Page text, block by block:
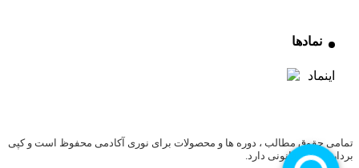
نمادها
تمامی حقوق مطالب ، دوره ها و محصولات برای نوری آکادمی محفوظ است و کپی
برداری پیگرد قانونی دارد.